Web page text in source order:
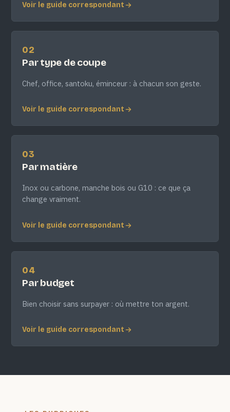
Voir le guide correspondant
02
Par type de coupe
Chef, office, santoku, éminceur : à chacun son geste.
Voir le guide correspondant
03
Par matière
Inox ou carbone, manche bois ou G10 : ce que ça
change vraiment.
Voir le guide correspondant
04
Par budget
Bien choisir sans surpayer : où mettre ton argent.
Voir le guide correspondant